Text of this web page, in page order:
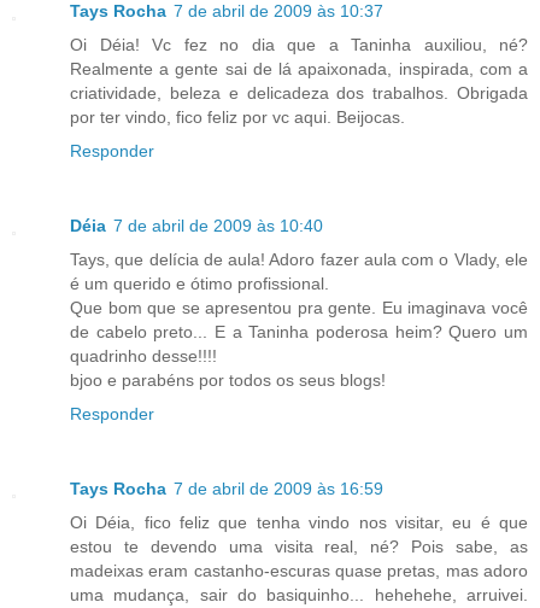
Tays Rocha 7 de abril de 2009 às 10:37
Oi Déia! Vc fez no dia que a Taninha auxiliou, né?
Realmente a gente sai de lá apaixonada, inspirada, com a
criatividade, beleza e delicadeza dos trabalhos. Obrigada
por ter vindo, fico feliz por vc aqui. Beijocas.
Responder
Déia 7 de abril de 2009 às 10:40
Tays, que delícia de aula! Adoro fazer aula com o Vlady, ele
é um querido e ótimo profissional.
Que bom que se apresentou pra gente. Eu imaginava você
de cabelo preto... E a Taninha poderosa heim? Quero um
quadrinho desse!!!!
bjoo e parabéns por todos os seus blogs!
Responder
Tays Rocha 7 de abril de 2009 às 16:59
Oi Déia, fico feliz que tenha vindo nos visitar, eu é que
estou te devendo uma visita real, né? Pois sabe, as
madeixas eram castanho-escuras quase pretas, mas adoro
uma mudança, sair do basiquinho... hehehehe, arruivei.